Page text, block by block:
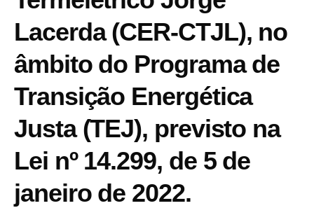
Lacerda (CER-CTJL), no
âmbito do Programa de
Transição Energética
Justa (TEJ), previsto na
Lei nº 14.299, de 5 de
janeiro de 2022.